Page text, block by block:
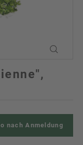
nach Anmeldung